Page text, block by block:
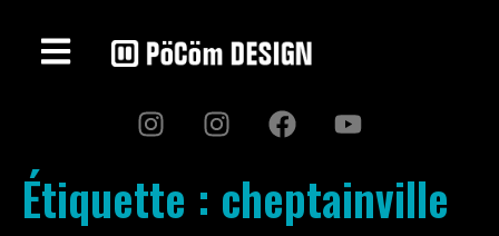
Étiquette : cheptainville